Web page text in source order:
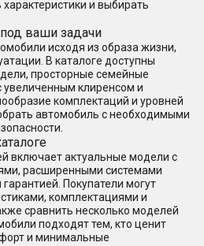
и выбирать
ваши задачи
исходя из образа жизни,
В каталоге доступны
просторные семейные
увеличенным клиренсом и
комплектаций и уровней
автомобиль с необходимыми
включает актуальные модели с
расширенными системами
Покупатели могут
комплектациями и
сравнить несколько моделей
подходят тем, кто ценит
и минимальные